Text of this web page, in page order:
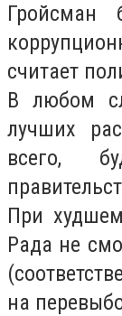
Гройсман
считает
В любом
лучших
всего,
При
Рада не
на